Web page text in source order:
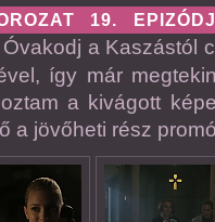
19.
a Kaszástól
így már
a kivágott
a jövőheti rész